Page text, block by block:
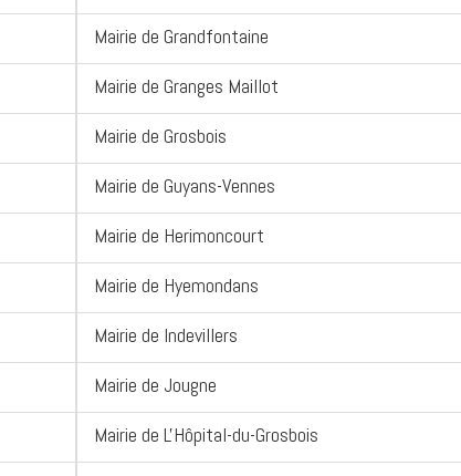
Mairie de Grandfontaine
Mairie de Granges Maillot
Mairie de Grosbois
Mairie de Guyans-Vennes
Mairie de Herimoncourt
Mairie de Hyemondans
Mairie de Indevillers
Mairie de Jougne
Mairie de L'Hôpital-du-Grosbois